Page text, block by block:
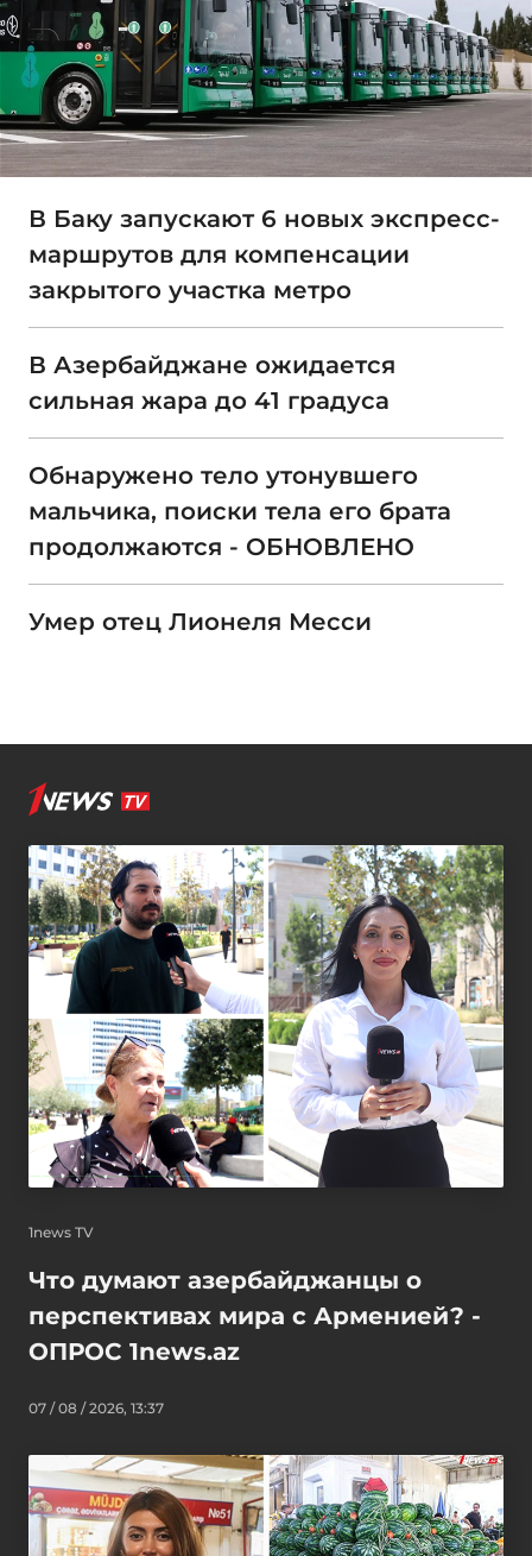
В Баку запускают 6 новых экспресс-
маршрутов для компенсации
закрытого участка метро
В Азербайджане ожидается
сильная жара до 41 градуса
Обнаружено тело утонувшего
мальчика, поиски тела его брата
продолжаются - ОБНОВЛЕНО
Умер отец Лионеля Месси
1news TV
Что думают азербайджанцы о
перспективах мира с Арменией? -
ОПРОС 1news.az
07 / 08 / 2026, 13:37